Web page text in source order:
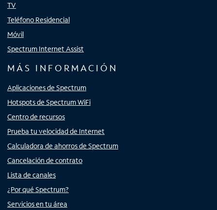
TV
Teléfono Residencial
Móvil
Spectrum Internet Assist
MÁS INFORMACIÓN
Aplicaciones de Spectrum
Hotspots de Spectrum WiFi
Centro de recursos
Prueba tu velocidad de Internet
Calculadora de ahorros de Spectrum
Cancelación de contrato
Lista de canales
¿Por qué Spectrum?
Servicios en tu área